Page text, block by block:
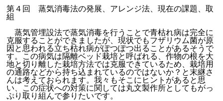
第４回 蒸気消毒法の発展、アレンジ法、現在の課題、取
組
蒸気管埋設法で蒸気消毒を行うことで青枯れ病は完全に
克服することができましたが、現状でもフザリウム菌が原
因と思われる立ち枯れ病がぽつぽつ出ることがあるそうで
す。この病気は隔離ベッド栽培と呼ばれる、作物の根を大
地と切り離した栽培方法では克服できているため、栽培用
の通路などから持ち込まれているのではないか？と末継さ
んは考えておられます。我々もそこにヒントがあると思
い、この症状への対策に関しては丸文製作所としてもがっ
ぷり取り組んで参りたいです。